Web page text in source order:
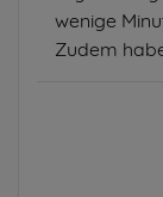
wenige
Zudem